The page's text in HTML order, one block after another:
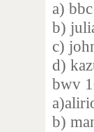
a)
b)
c)
d)
bwv
b)